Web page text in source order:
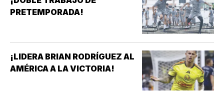
PRETEMPORADA!
¡LIDERA BRIAN RODRÍGUEZ AL
AMÉRICA A LA VICTORIA!